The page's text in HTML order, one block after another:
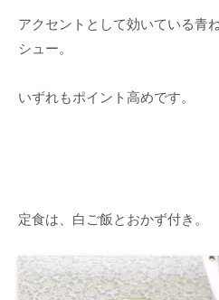
アクセントとして効いている青
シュー。
いずれもポイント高めです。
定食は、白ご飯とおかず付き。